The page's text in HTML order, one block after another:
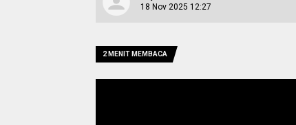
18 Nov 2025 12:27
2 MENIT MEMBACA